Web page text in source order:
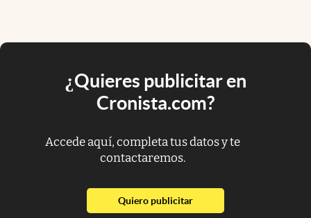
¿Quieres publicitar en
Cronista.com?
Accede aquí, completa tus datos y te
contactaremos.
Quiero publicitarabre en nueva pestaña